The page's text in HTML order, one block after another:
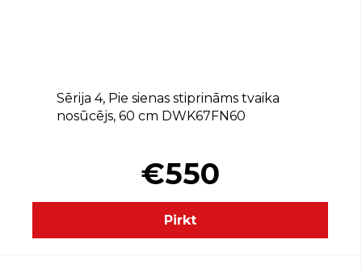
Sērija 4, Pie sienas stiprināms tvaika
nosūcējs, 60 cm DWK67FN60
€550
Pirkt